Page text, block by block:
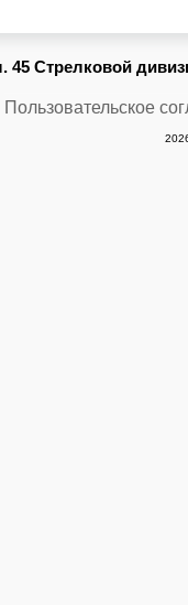
45 Стрелковой
Пользовательское